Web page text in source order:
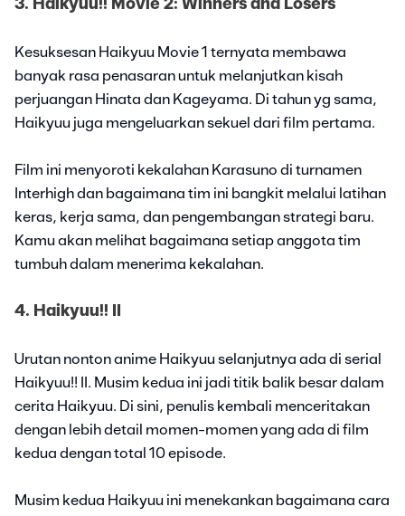
3. Haikyuu!! Movie 2: Winners and Losers
Kesuksesan Haikyuu Movie 1 ternyata membawa
banyak rasa penasaran untuk melanjutkan kisah
perjuangan Hinata dan Kageyama. Di tahun yg sama,
Haikyuu juga mengeluarkan sekuel dari film pertama.
Film ini menyoroti kekalahan Karasuno di turnamen
Interhigh dan bagaimana tim ini bangkit melalui latihan
keras, kerja sama, dan pengembangan strategi baru.
Kamu akan melihat bagaimana setiap anggota tim
tumbuh dalam menerima kekalahan.
4. Haikyuu!! II
Urutan nonton anime Haikyuu selanjutnya ada di serial
Haikyuu!! II. Musim kedua ini jadi titik balik besar dalam
cerita Haikyuu. Di sini, penulis kembali menceritakan
dengan lebih detail momen-momen yang ada di film
kedua dengan total 10 episode.
Musim kedua Haikyuu ini menekankan bagaimana cara